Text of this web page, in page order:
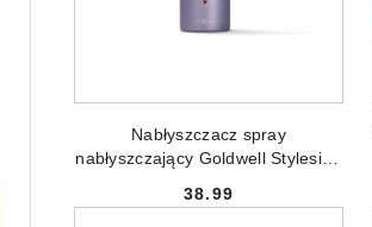
Nabłyszczacz spray
nabłyszczający Goldwell Stylesign
Cena:
38.99